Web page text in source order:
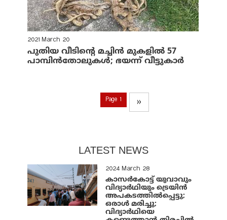
2021 March 20
പുതിയ വീടിന്റെ മച്ചിന്‍ മുകളില്‍ 57
പാമ്പിന്‍തോലുകള്‍; ഭയന്ന് വീട്ടുകാര്‍
Page 1 ››
LATEST NEWS
2024 March 28
കാസർകോട്ട് യുവാവും
വിദ്യാർഥിയും ട്രെയിൻ
അപകടത്തിൽപ്പെട്ടു;
ഒരാൾ മരിച്ചു;
വിദ്യാർഥിയെ